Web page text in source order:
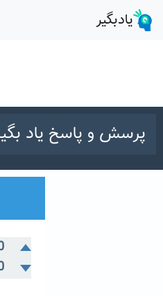
پرسش و پاسخ یاد